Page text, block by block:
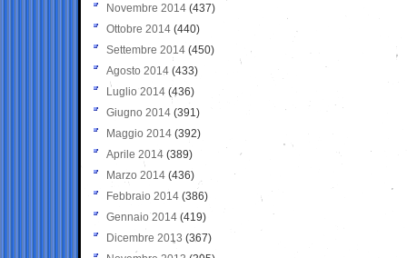
Novembre 2014 (437)
Ottobre 2014 (440)
Settembre 2014 (450)
Agosto 2014 (433)
Luglio 2014 (436)
Giugno 2014 (391)
Maggio 2014 (392)
Aprile 2014 (389)
Marzo 2014 (436)
Febbraio 2014 (386)
Gennaio 2014 (419)
Dicembre 2013 (367)